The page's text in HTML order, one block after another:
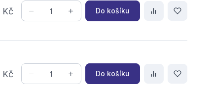
Kč Do košíku
Kč Do košíku